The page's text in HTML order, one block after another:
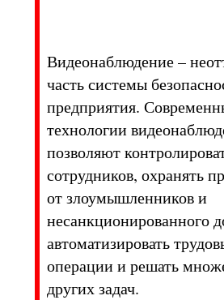
Видеонаблюдение –
часть системы
предприятия.
технологии
позволяют
сотрудников, охранять
от злоумышленников и
несанкционированного
автоматизировать
операции и решать
других задач.